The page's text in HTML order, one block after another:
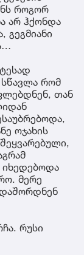
როგორ
არ ჰქონდა
რომ
თან
ოჯახის
მერე
რუსი